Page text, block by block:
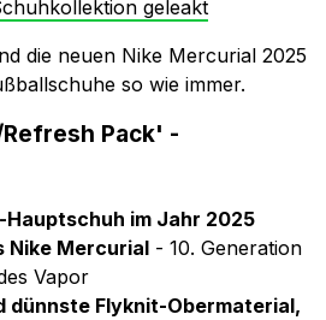
geleakt
die neuen Nike Mercurial 2025
so wie immer.
Pack' -
im Jahr 2025
Nike Mercurial - 10. Generation
Vapor
dünnste Flyknit-Obermaterial,